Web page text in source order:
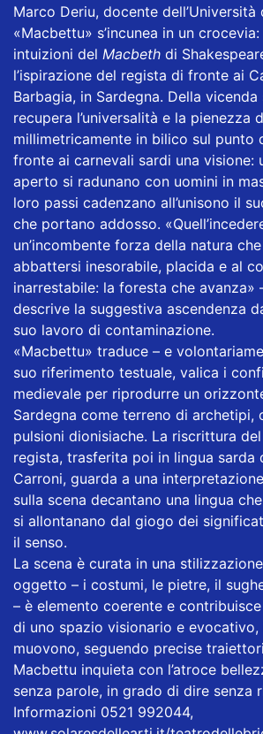
Marco Deriu, docente dell’Università
«Macbettu» s’incunea in un
intuizioni del Macbeth di
l’ispirazione del regista di fronte ai
Barbagia, in Sardegna. Della vicenda
recupera l’universalità e la pienezza
millimetricamente in bilico sul punto
fronte ai carnevali sardi una visione:
aperto si radunano con uomini in
loro passi cadenzano all’unisono il
che portano addosso.
un’incombente forza della natura
abbattersi inesorabile, placida e al
inarrestabile: la foresta che avanza»
descrive la suggestiva ascendenza
suo lavoro di contaminazione.
«Macbettu» traduce – e
suo riferimento testuale, valica i
medievale per riprodurre un
Sardegna come terreno di archetipi,
pulsioni dionisiache. La riscrittura
regista, trasferita poi in lingua sarda
Carroni, guarda a una
sulla scena decantano una lingua
si allontanano dal giogo dei
il senso.
La scena è curata in una
oggetto – i costumi, le pietre, il
– è elemento coerente e
di uno spazio visionario e
muovono, seguendo precise
Macbettu inquieta con l’atroce
senza parole, in grado di dire senza
Informazioni 0521 992044,